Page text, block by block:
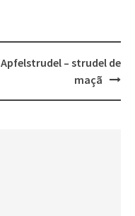
Apfelstrudel – strudel de
maçã